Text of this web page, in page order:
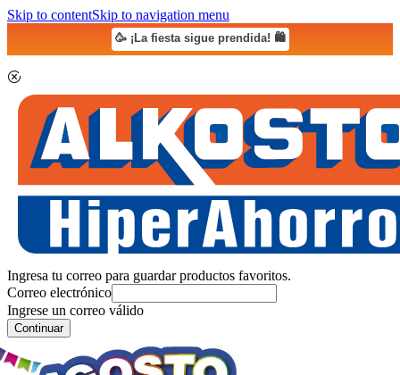
Skip to contentSkip to navigation menu
🥳 ¡La fiesta sigue prendida! 🛍️
Ingresa tu correo para guardar productos favoritos.
Correo electrónico
Ingrese un correo válido
Continuar